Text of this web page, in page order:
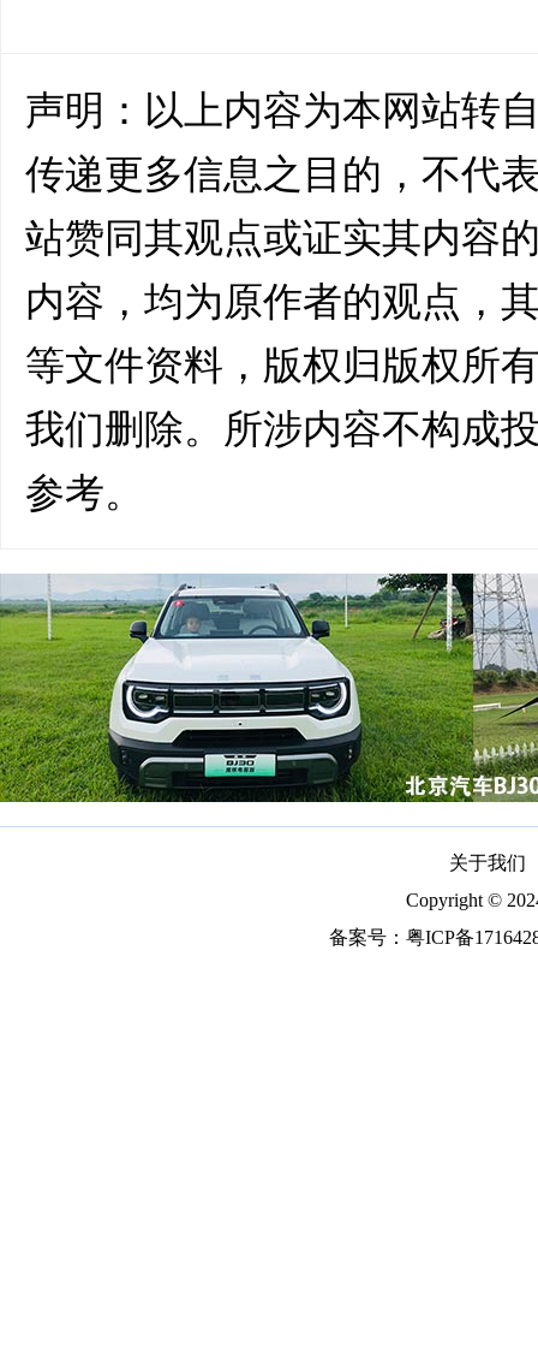
声明：以上内容为本网站转
传递更多信息之目的，不代
站赞同其观点或证实其内容
内容，均为原作者的观点，
等文件资料，版权归版权所
我们删除。所涉内容不构成
参考。
关于我们
Copyright ©
备案号： 粤ICP备